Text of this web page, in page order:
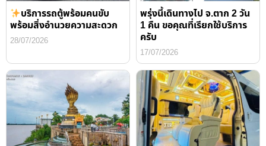
บริการรถตู้พร้อมคนขับ
พร้อมสิ่งอำนวยความสะดวก
28/07/2026
พรุ่งนี้เดินทางไป จ.ตาก 2 วัน
1 คืน ขอคุณที่เรียกใช้บริการ
ครับ
17/07/2026